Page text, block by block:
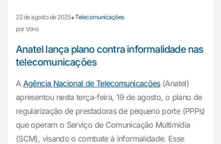
22 de agosto de 2025•Telecomunicações
por Vono
Anatel lança plano contra informalidade nas
telecomunicações
A Agência Nacional de Telecomunicações(Anatel)
apresentou nesta terça-feira, 19 de agosto, o plano de
regularização de prestadoras de pequeno porte (PPPs)
que operam o Serviço de Comunicação Multimídia
(SCM), visando o combate à informalidade. Esse